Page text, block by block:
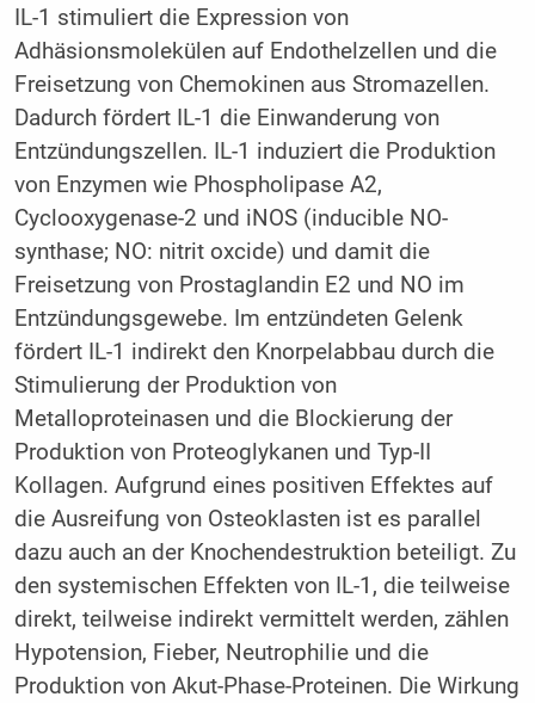
IL-1 stimuliert die Expression von
Adhäsionsmolekülen auf Endothelzellen und die
Freisetzung von Chemokinen aus Stromazellen.
Dadurch fördert IL-1 die Einwanderung von
Entzündungszellen. IL-1 induziert die Produktion
von Enzymen wie Phospholipase A2,
Cyclooxygenase-2 und iNOS (inducible NO-
synthase; NO: nitrit oxcide) und damit die
Freisetzung von Prostaglandin E2 und NO im
Entzündungsgewebe. Im entzündeten Gelenk
fördert IL-1 indirekt den Knorpelabbau durch die
Stimulierung der Produktion von
Metalloproteinasen und die Blockierung der
Produktion von Proteoglykanen und Typ-II
Kollagen. Aufgrund eines positiven Effektes auf
die Ausreifung von Osteoklasten ist es parallel
dazu auch an der Knochendestruktion beteiligt. Zu
den systemischen Effekten von IL-1, die teilweise
direkt, teilweise indirekt vermittelt werden, zählen
Hypotension, Fieber, Neutrophilie und die
Produktion von Akut-Phase-Proteinen. Die Wirkung